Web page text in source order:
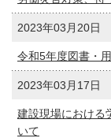
2023年03月20日
令和5年度図書・
2023年03月17日
建設現場における
いて